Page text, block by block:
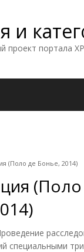
и
проект портала
(Поло де Бонье, 2014)
специальными